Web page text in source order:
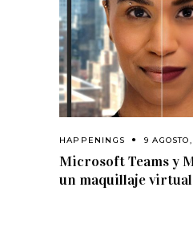
HAPPENINGS 9
Microsoft Teams y
un maquillaje